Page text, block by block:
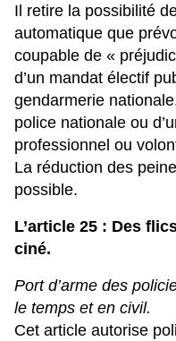
Il retire la possibilité
automatique que
coupable de «
d’un mandat électif
gendarmerie
police nationale ou
professionnel ou
La réduction des
possible.
L’article 25 : Des
ciné.
Port d’arme des
le temps et en civil.
Cet article autorise